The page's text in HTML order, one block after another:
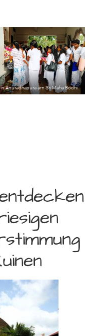
Anuradhapura am Sri Maha Bodhi